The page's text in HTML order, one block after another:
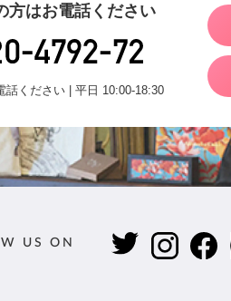
方はお電話ください
話ください | 平日 10:00-18:30
US ON